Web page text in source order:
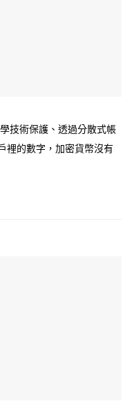
技術保護、透過分散式帳
裡的數字，加密貨幣沒有